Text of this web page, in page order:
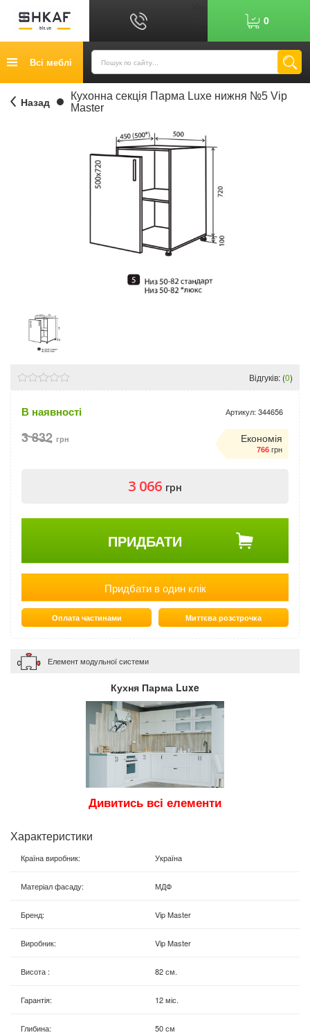
0 6 7 Показати номер
0
Всі меблі
Назад
Кухонна секція Парма Luxe нижня №5 Vip
Master
Відгуків: (0)
В наявності Артикул: 344656
3 832 грн Економія
766 грн
3 066 грн
ПРИДБАТИ
Придбати в один клік
Оплата частинами Миттєва розстрочка
Елемент модульної системи
Кухня Парма Luxe
Дивитись всі елементи
Характеристики
Країна виробник: Україна
Матеріал фасаду: МДФ
Бренд: Vip Master
Виробник: Vip Master
Висота : 82 см.
Гарантія: 12 міс.
Глибина: 50 см